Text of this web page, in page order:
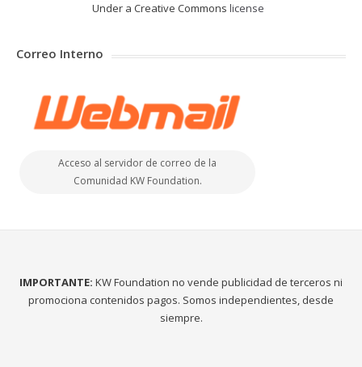
Under a Creative Commons license
Correo Interno
Acceso al servidor de correo de la
Comunidad KW Foundation.
IMPORTANTE: KW Foundation no vende publicidad de terceros ni
promociona contenidos pagos. Somos independientes, desde
siempre.